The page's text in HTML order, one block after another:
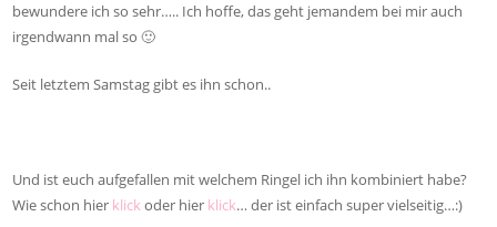
bewundere ich so sehr….. Ich hoffe, das geht jemandem bei mir auch
irgendwann mal so 🙂
Seit letztem Samstag gibt es ihn schon..
Und ist euch aufgefallen mit welchem Ringel ich ihn kombiniert habe?
Wie schon hier klickoder hier klick… der ist einfach super vielseitig…:)